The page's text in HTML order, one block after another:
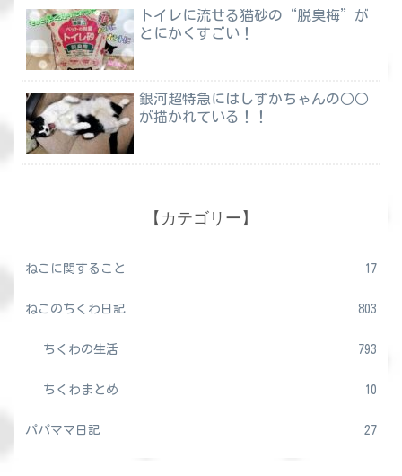
トイレに流せる猫砂の“脱臭梅”が
とにかくすごい！
銀河超特急にはしずかちゃんの○○
が描かれている！！
【カテゴリー】
ねこに関すること 17
ねこのちくわ日記 803
ちくわの生活 793
ちくわまとめ 10
パパママ日記 27